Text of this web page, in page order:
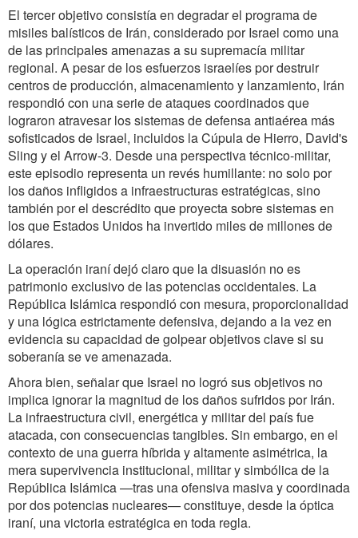
El tercer objetivo consistía en degradar el programa de
misiles balísticos de Irán, considerado por Israel como una
de las principales amenazas a su supremacía militar
regional. A pesar de los esfuerzos israelíes por destruir
centros de producción, almacenamiento y lanzamiento, Irán
respondió con una serie de ataques coordinados que
lograron atravesar los sistemas de defensa antiaérea más
sofisticados de Israel, incluidos la Cúpula de Hierro, David's
Sling y el Arrow-3. Desde una perspectiva técnico-militar,
este episodio representa un revés humillante: no solo por
los daños infligidos a infraestructuras estratégicas, sino
también por el descrédito que proyecta sobre sistemas en
los que Estados Unidos ha invertido miles de millones de
dólares.
La operación iraní dejó claro que la disuasión no es
patrimonio exclusivo de las potencias occidentales. La
República Islámica respondió con mesura, proporcionalidad
y una lógica estrictamente defensiva, dejando a la vez en
evidencia su capacidad de golpear objetivos clave si su
soberanía se ve amenazada.
Ahora bien, señalar que Israel no logró sus objetivos no
implica ignorar la magnitud de los daños sufridos por Irán.
La infraestructura civil, energética y militar del país fue
atacada, con consecuencias tangibles. Sin embargo, en el
contexto de una guerra híbrida y altamente asimétrica, la
mera supervivencia institucional, militar y simbólica de la
República Islámica —tras una ofensiva masiva y coordinada
por dos potencias nucleares— constituye, desde la óptica
iraní, una victoria estratégica en toda regla.